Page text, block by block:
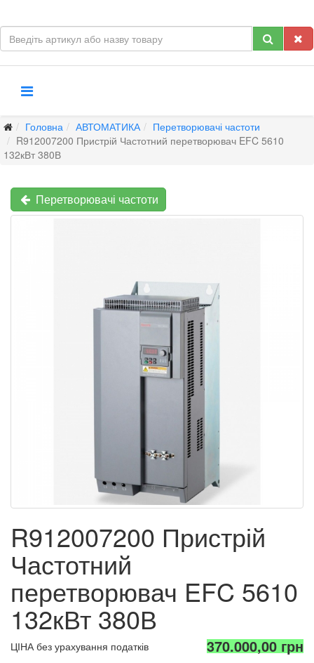
Головна АВТОМАТИКА
Перетворювачі частоти
R912007200 Пристрій Частотний перетворювач EFC 5610
132кВт 380В
Перетворювачі частоти
R912007200 Пристрій
Частотний
перетворювач EFC 5610
132кВт 380В
ЦІНА без урахування податків 370.000,00 грн